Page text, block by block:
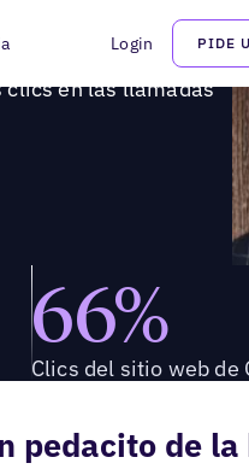
Login PIDE
clics en las llamadas
66%
Clics del sitio web de
pedacito de